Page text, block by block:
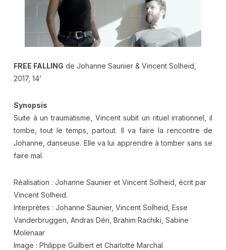
FREE FALLING de Johanne Saunier & Vincent Solheid,
2017, 14’
Synopsis
Suite à un traumatisme, Vincent subit un rituel irrationnel, il
tombe, tout le temps, partout. Il va faire la rencontre de
Johanne, danseuse. Elle va lui apprendre à tomber sans se
faire mal.
Réalisation : Johanne Saunier et Vincent Solheid, écrit par
Vincent Solheid.
Interprètes : Johanne Saunier, Vincent Solheid, Esse
Vanderbruggen, Andras Déri, Brahim Rachiki, Sabine
Molenaar
Image : Philippe Guilbert et Charlotte Marchal